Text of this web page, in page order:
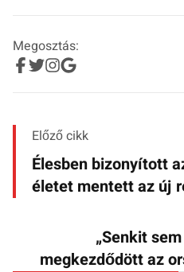
Megosztás:
Előző cikk
Élesben bizonyított
életet mentett az új
„Senkit
megkezdődött az